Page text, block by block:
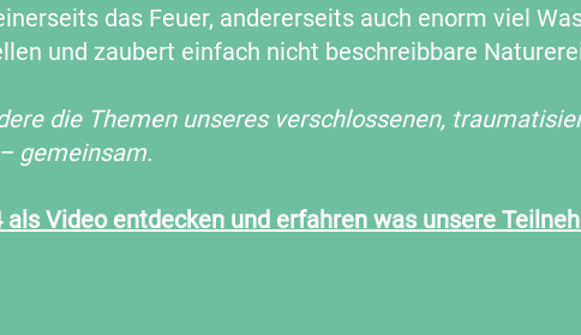
das Feuer, andererseits auch enorm viel
und zaubert einfach nicht beschreibbare
die Themen unseres verschlossenen,
gemeinsam.
Video entdecken und erfahren was unsere